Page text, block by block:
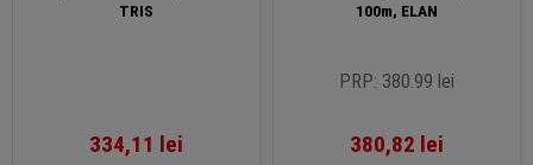
TRIS
334,11 lei
100m, ELAN
PRP: 380.99 lei
380,82 lei